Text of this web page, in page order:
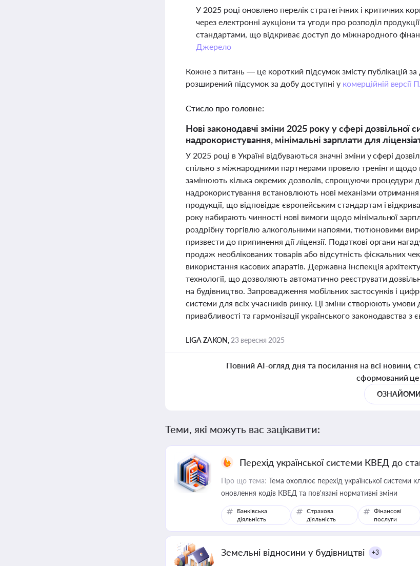
У 2025 році оновлено перелік стратегічних і критичних
через електронні аукціони та угоди про розподіл
стандартами, що відкриває доступ до міжнародного
Джерело
Кожне з питань — це короткий підсумок змісту публікацій
розширений підсумок за добу доступні у комерційній
Стисло про головне:
Нові законодавчі зміни 2025 року у сфері
надрокористування, мінімальні зарплати для
У 2025 році в Україні відбуваються значні зміни у сфері
спільно з міжнародними партнерами провело тренінги
замінюють кілька окремих дозволів, спрощуючи процедури
надрокористування встановлюють нові механізми
продукції, що відповідає європейським стандартам і
року набирають чинності нові вимоги щодо мінімальної
роздрібну торгівлю алкогольними напоями, тютюновими
призвести до припинення дії ліцензії. Податкові органи
продаж необлікованих товарів або відсутність фіскальних
використання касових апаратів. Державна інспекція
технології, що дозволяють автоматично реєструвати
на будівництво. Запровадження мобільних застосунків і
системи для всіх учасників ринку. Ці зміни створюють умови
привабливості та гармонізації українського законодавства
LIGA ZAKON, 23 вересня 2025
Повний AI-огляд дня та посилання на всі новини,
сформований
Теми, які можуть вас зацікавити:
Перехід української системи КВЕД до
Про що тема: Тема охоплює перехід української системи
оновлення кодів КВЕД та пов'язані нормативні зміни
Банківська
діяльність
Страхова
діяльність
Фінансові
послуги
Земельні відносини у будівництві +3